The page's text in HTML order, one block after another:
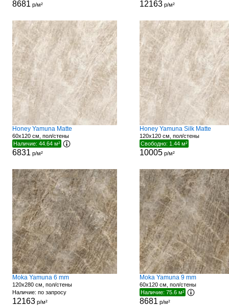
8681 р/м² 12163р/м²
Honey Yamuna Matte
60x120 см, пол/стены
Наличие: 44.64 м²
6831 р/м²
Honey Yamuna Silk Matte
120x120 см, пол/стены
Свободно: 1.44 м²
10005р/м²
Moka Yamuna 6 mm
120x280 см, пол/стены
Наличие: по запросу
12163р/м²
Moka Yamuna 9 mm
60x120 см, пол/стены
Наличие: 75.6 м²
8681 р/м²